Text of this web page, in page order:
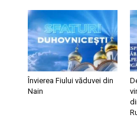
Învierea Fiului văduvei din
Nain